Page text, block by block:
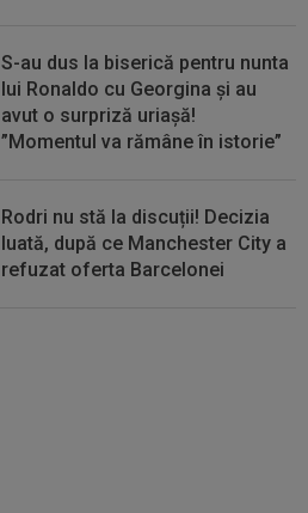
S-au dus la biserică pentru nunta
lui Ronaldo cu Georgina și au
avut o surpriză uriașă!
”Momentul va rămâne în istorie”
Rodri nu stă la discuții! Decizia
luată, după ce Manchester City a
refuzat oferta Barcelonei